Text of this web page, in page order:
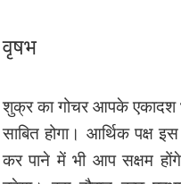
वृषभ
शुक्र का गोचर आपके एकादश
साबित होगा। आर्थिक पक्ष
कर पाने में भी आप सक्षम